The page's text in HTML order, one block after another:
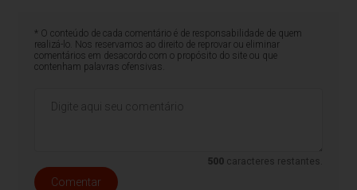
* O conteúdo de cada comentário é de responsabilidade de quem
realizá-lo. Nos reservamos ao direito de reprovar ou eliminar
comentários em desacordo com o propósito do site ou que
contenham palavras ofensivas.
500 caracteres restantes.
Comentar